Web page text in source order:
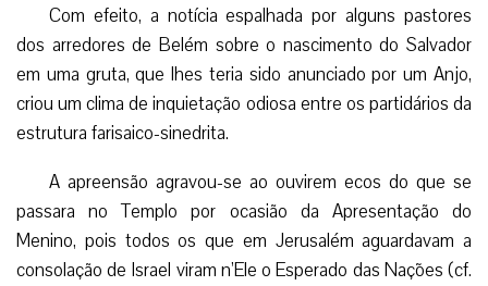
Com efeito, a notícia espalhada por alguns pastores
dos arredores de Belém sobre o nascimento do Salvador
em uma gruta, que lhes teria sido anunciado por um Anjo,
criou um clima de inquietação odiosa entre os partidários da
estrutura farisaico-sinedrita.
A apreensão agravou-se ao ouvirem ecos do que se
passara no Templo por ocasião da Apresentação do
Menino, pois todos os que em Jerusalém aguardavam a
consolação de Israel viram n’Ele o Esperado das Nações (cf.